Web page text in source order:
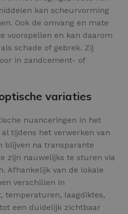
kan scheurvorming
Ook de omvang en mate
voorspellen en kan daarom
schade of gebrek. Zij
in zandcement- of
variaties
nuanceringen in het
tijdens het verwerken van
blijven na transparante
zijn nauwelijks te sturen via
Afhankelijk van de lokale
verschillen in
temperaturen, laagdiktes,
een duidelijk zichtbaar